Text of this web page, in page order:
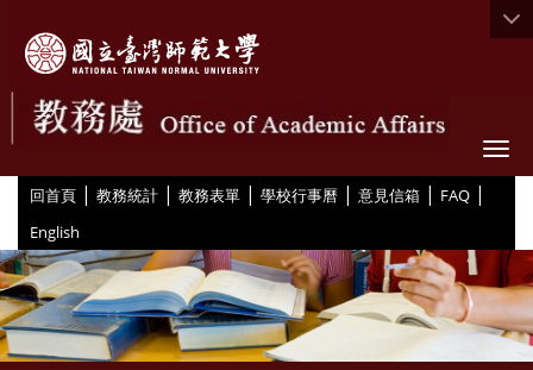
回首頁 | 教務統計 | 教務表單 | 學校行事曆 | 意見信箱 | FAQ |
English